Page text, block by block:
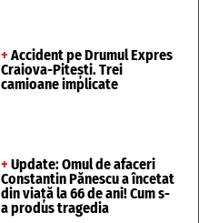
+ Accident pe Drumul Expres
Craiova-Pitești. Trei
camioane implicate
+ Update: Omul de afaceri
Constantin Pănescu a încetat
din viață la 66 de ani! Cum s-
a produs tragedia